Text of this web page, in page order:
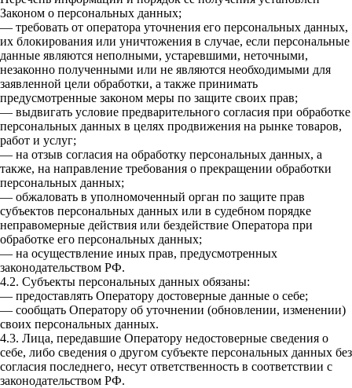
Законом о персональных данных;
— требовать от оператора уточнения его персональных данных,
их блокирования или уничтожения в случае, если персональные
данные являются неполными, устаревшими, неточными,
незаконно полученными или не являются необходимыми для
заявленной цели обработки, а также принимать
предусмотренные законом меры по защите своих прав;
— выдвигать условие предварительного согласия при обработке
персональных данных в целях продвижения на рынке товаров,
работ и услуг;
— на отзыв согласия на обработку персональных данных, а
также, на направление требования о прекращении обработки
персональных данных;
— обжаловать в уполномоченный орган по защите прав
субъектов персональных данных или в судебном порядке
неправомерные действия или бездействие Оператора при
обработке его персональных данных;
— на осуществление иных прав, предусмотренных
законодательством РФ.
4.2. Субъекты персональных данных обязаны:
— предоставлять Оператору достоверные данные о себе;
— сообщать Оператору об уточнении (обновлении, изменении)
своих персональных данных.
4.3. Лица, передавшие Оператору недостоверные сведения о
себе, либо сведения о другом субъекте персональных данных без
согласия последнего, несут ответственность в соответствии с
законодательством РФ.